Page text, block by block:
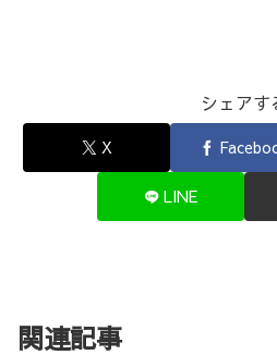
シェアす
X
LINE
関連記事